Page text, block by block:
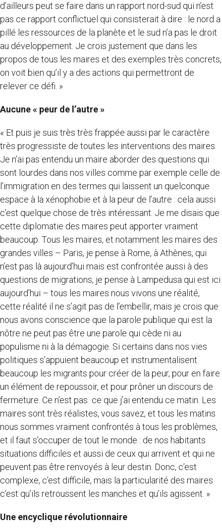
d’ailleurs peut se faire dans un rapport nord-sud qui n’est
pas ce rapport conflictuel qui consisterait à dire : le nord a
pillé les ressources de la planète et le sud n’a pas le droit
au développement. Je crois justement que dans les
propos de tous les maires et des exemples très concrets,
on voit bien qu’il y a des actions qui permettront de
relever ce défi. »
Aucune « peur de l’autre »
« Et puis je suis très très frappée aussi par le caractère
très progressiste de toutes les interventions des maires.
Je n’ai pas entendu un maire aborder des questions qui
sont lourdes dans nos villes comme par exemple celle de
l’immigration en des termes qui laissent un quelconque
espace à la xénophobie et à la peur de l’autre : cela aussi
c’est quelque chose de très intéressant. Je me disais que
cette diplomatie des maires peut apporter vraiment
beaucoup. Tous les maires, et notamment les maires des
grandes villes – Paris, je pense à Rome, à Athènes, qui
n’est pas là aujourd’hui mais est confrontée aussi à des
questions de migrations, je pense à Lampedusa qui est ici
aujourd’hui – tous les maires nous vivons une réalité,
cette réalité il ne s’agit pas de l’embellir, mais je crois que
nous avons conscience que la parole publique qui est la
nôtre ne peut pas être une parole qui cède ni au
populisme ni à la démagogie. Si certains dans nos vies
politiques s’appuient beaucoup et instrumentalisent
beaucoup les migrants pour créer de la peur, pour en faire
un élément de repoussoir, et pour prôner un discours de
fermeture. Ce n’est pas ce que j’ai entendu ce matin. Les
maires sont très réalistes, vous savez, et tous les matins
nous sommes vraiment confrontés à tous les problèmes,
et il faut s’occuper de tout le monde : de nos habitants
situations difficiles et aussi de ceux qui arrivent et qui ne
peuvent pas être renvoyés à leur destin. Donc, c’est
complexe, c’est difficile, mais la particularité des maires
c’est qu’ils retroussent les manches et qu’ils agissent. »
Une encyclique révolutionnaire